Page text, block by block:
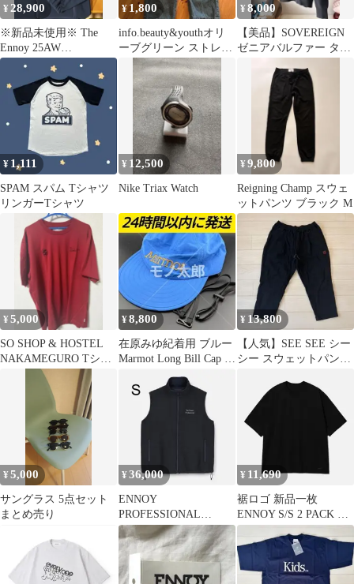
¥ 28,900
※新品未使用※ The
Ennoy 25AW
FleeceJacket M
¥ 1,800
info.beauty&youthオリ
ーブグリーン ストレー
トデニムパンツ
¥8,000
【美品】SOVEREIGN
ゼニアバルファー ター
¥ 1,111
SPAM スパム Tシャツ
リンガーTシャツ
¥ 12,500
Nike Triax Watch
¥9,800
Reigning Champ スウェ
ットパンツ ブラック M
¥5,000
SO SHOP & HOSTEL
NAKAMEGURO Tシャ
¥8,800
在原みゆ紀着用 ブルー
Marmot Long Bill Cap キ
¥ 13,800
【人気】SEE SEE シー
シー スウェットパンツ
¥5,000
サングラス 5点セット
まとめ売り
¥36,000
ENNOY
PROFESSIONAL
FLEECE VEST BLACK
S
¥ 11,690
裾ロゴ 新品一枚
ENNOY S/S 2 PACK T-
SHIRT BLACK